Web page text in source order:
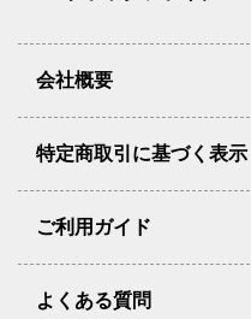
会社概要
特定商取引に基づく表示
ご利用ガイド
よくある質問